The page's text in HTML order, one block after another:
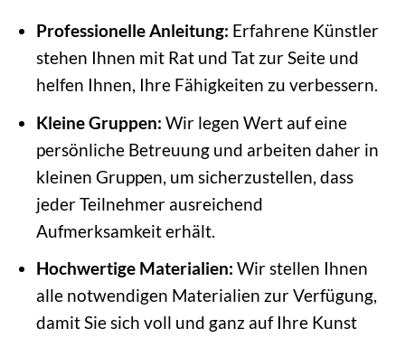
Professionelle Anleitung: Erfahrene Künstler
stehen Ihnen mit Rat und Tat zur Seite und
helfen Ihnen, Ihre Fähigkeiten zu verbessern.
Kleine Gruppen: Wir legen Wert auf eine
persönliche Betreuung und arbeiten daher in
kleinen Gruppen, um sicherzustellen, dass
jeder Teilnehmer ausreichend
Aufmerksamkeit erhält.
Hochwertige Materialien: Wir stellen Ihnen
alle notwendigen Materialien zur Verfügung,
damit Sie sich voll und ganz auf Ihre Kunst